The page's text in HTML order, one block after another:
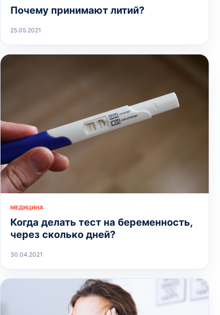
Почему принимают литий?
25.05.2021
МЕДИЦИНА
Когда делать тест на беременность,
через сколько дней?
30.04.2021